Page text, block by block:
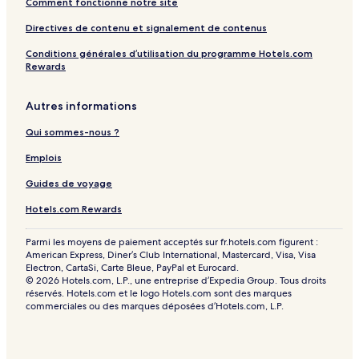
Directives de contenu et signalement de contenus
Conditions générales d’utilisation du programme Hotels.com
Rewards
Autres informations
Qui sommes-nous ?
Emplois
Guides de voyage
Hotels.com Rewards
Parmi les moyens de paiement acceptés sur fr.hotels.com figurent :
American Express, Diner’s Club International, Mastercard, Visa, Visa
Electron, CartaSi, Carte Bleue, PayPal et Eurocard.
© 2026 Hotels.com, L.P., une entreprise d’Expedia Group. Tous droits
réservés. Hotels.com et le logo Hotels.com sont des marques
commerciales ou des marques déposées d’Hotels.com, L.P.